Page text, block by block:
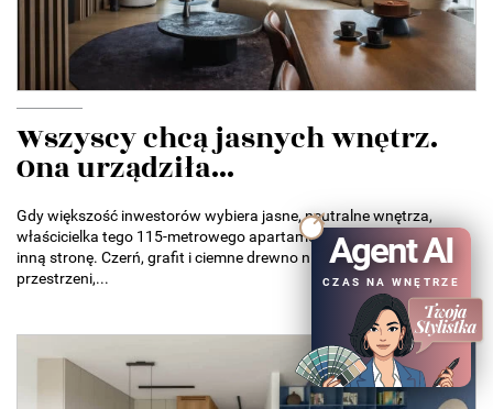
Wszyscy chcą jasnych wnętrz.
Ona urządziła...
Gdy większość inwestorów wybiera jasne, neutralne wnętrza,
właścicielka tego 115-metrowego apartamentu poszła w zupełnie
inną stronę. Czerń, grafit i ciemne drewno nie przytłaczają tu
przestrzeni,...
Agent AI
CZAS NA WNĘTRZE